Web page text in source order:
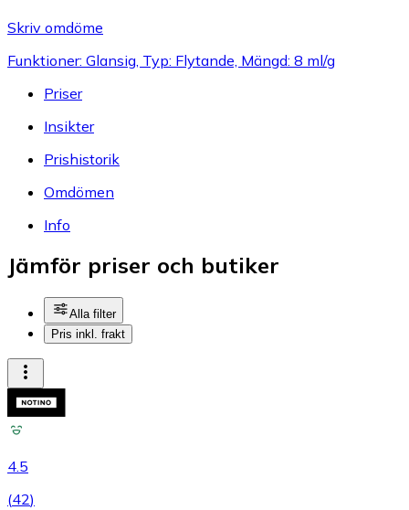
Skriv omdöme
Funktioner: Glansig, Typ: Flytande, Mängd: 8 ml/g
Priser
Insikter
Prishistorik
Omdömen
Info
Jämför priser och butiker
Alla filter
Pris inkl. frakt
4.5
(42)